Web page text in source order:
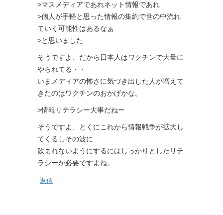
>マスメディアであれネット情報であれ
>個人が手軽と思った情報の集約で世の中流れ
ていく可能性はあるなぁ
>と思いました
そうですよ、だから日本人はワクチンで大量に
やられてる・・
いまメディアの怖さに気づき出した人が増えて
きたのはワクチンのおかげかな。
>情報リテラシー大事だねー
そうですよ、とくにこれから情報戦争が拡大し
てくるしその波に
飲まれないようにするにはしっかりとしたリテ
ラシーが必要ですよね。
返信